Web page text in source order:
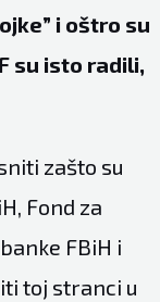
i oštro su
su isto radili,
zašto su
Fond za
FBiH i
toj stranci u